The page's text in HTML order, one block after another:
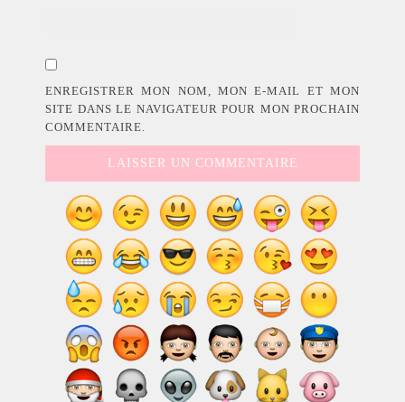
ENREGISTRER MON NOM, MON E-MAIL ET MON
SITE DANS LE NAVIGATEUR POUR MON PROCHAIN
COMMENTAIRE.